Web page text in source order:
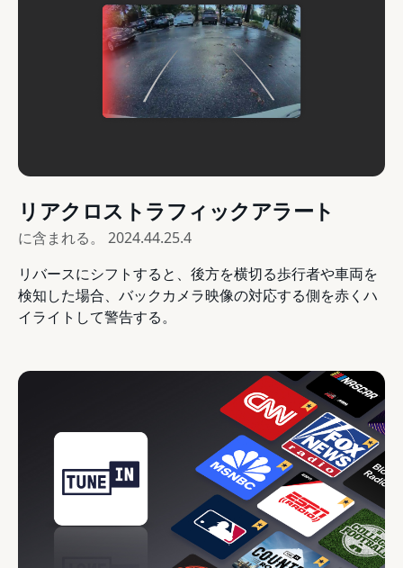
リアクロストラフィックアラート
に含まれる。 2024.44.25.4
リバースにシフトすると、後方を横切る歩行者や車両を
検知した場合、バックカメラ映像の対応する側を赤くハ
イライトして警告する。